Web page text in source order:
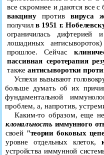
все скромнее и даются все
вакцинупротиввируса
получил в 1951 г.
ограничилась дифтерией
лошадиных
прошлое. Сейчас
пассивная серотерапия
также антисыворотки про
Успехи вызывают
больше думать об их
фундаментальной
проблем, а, напротив,
Каким-то образом, еще
клоналъность иммунного
своей "теории боковых
уровне отдельных клеток,
устройства иммунной